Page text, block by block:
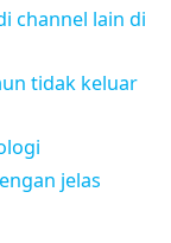
channel lain di
tidak keluar
jelas